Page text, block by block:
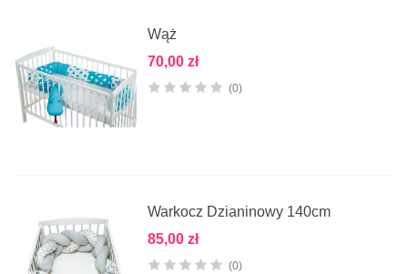
Wąż
70,00 zł
(0)
Warkocz Dzianinowy 140cm
85,00 zł
(0)